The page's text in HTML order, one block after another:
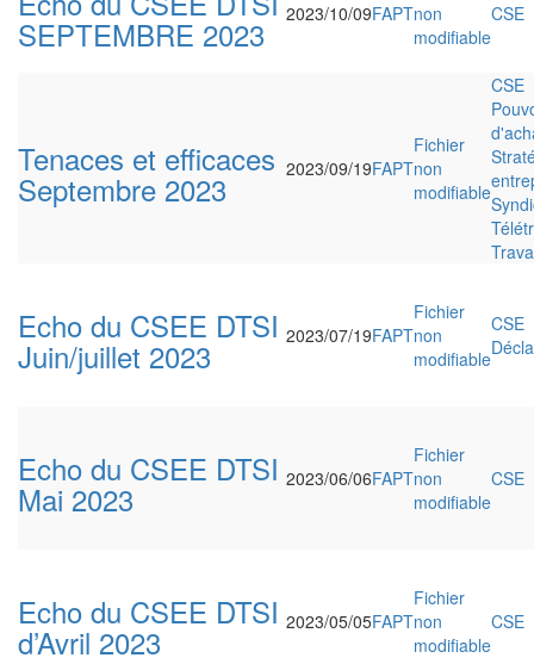
SEPTEMBRE 2023 2023/10/09FAPTnon
modifiable
CSE
Tenaces et efficaces
Septembre 2023 2023/09/19FAPT
Fichier
non
modifiable
CSE
Echo du CSEE DTSI
Juin/juillet 2023 2023/07/19FAPT
Fichier
non
modifiable
CSE
Echo du CSEE DTSI
Mai 2023 2023/06/06FAPT
Fichier
non
modifiable
CSE
Echo du CSEE DTSI
d’Avril 2023 2023/05/05FAPT
Fichier
non
modifiable
CSE